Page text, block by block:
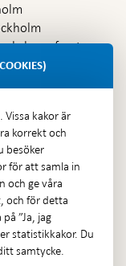
Vissa kakor är
korrekt och
besöker
för att samla in
och ge våra
och för detta
”Ja, jag
statistikkakor. Du
samtycke.